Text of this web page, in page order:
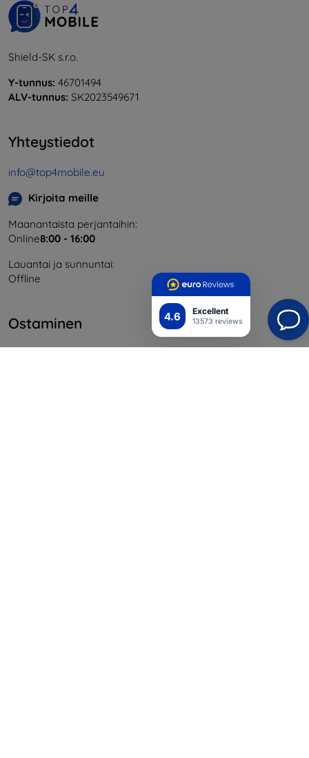
4.6 Excellent
13573 reviews
Shield-SK s.r.o.
Y-tunnus: 46701494
ALV-tunnus: SK2023549671
Yhteystiedot
info@top4mobile.eu
Kirjoita meille
Maanantaista perjantaihin:
Online8:00 - 16:00
Lauantai ja sunnuntai:
Offline
Ostaminen